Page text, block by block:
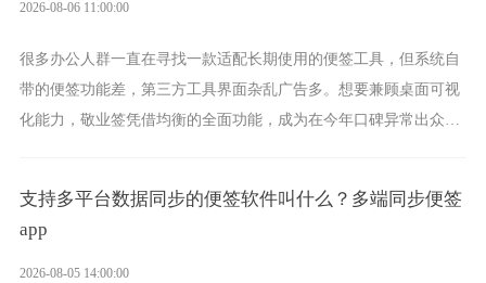
2026-08-06 11:00:00
很多办公人群一直在寻找一款适配长期使用的便签工具，但系统自
带的便签功能差，第三方工具界面杂乱广告多。想要兼顾桌面可视
化能力，敬业签凭借均衡的全面功能，成为在今年口碑异常出众的
支持多平台数据同步的便签软件叫什么？多端同步便签
app
2026-08-05 14:00:00